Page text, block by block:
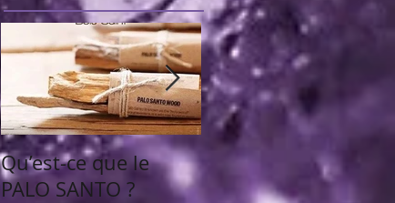
Qu’est-ce que le
PALO SANTO ?
Chèque